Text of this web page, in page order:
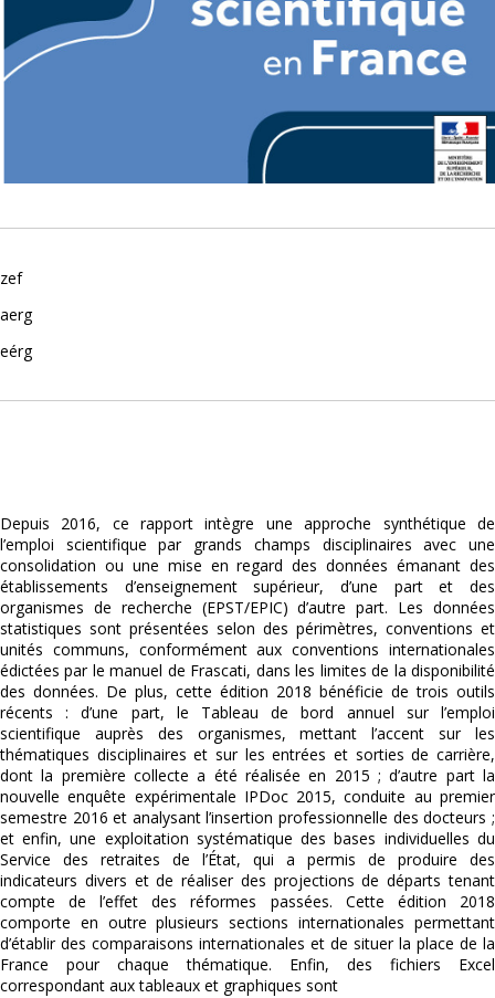
zef
aerg
eérg
Depuis 2016, ce rapport intègre une approche synthétique de
l’emploi scientifique par grands champs disciplinaires avec une
consolidation ou une mise en regard des données émanant des
établissements d’enseignement supérieur, d’une part et des
organismes de recherche (EPST/EPIC) d’autre part. Les données
statistiques sont présentées selon des périmètres, conventions et
unités communs, conformément aux conventions internationales
édictées par le manuel de Frascati, dans les limites de la disponibilité
des données. De plus, cette édition 2018 bénéficie de trois outils
récents : d’une part, le Tableau de bord annuel sur l’emploi
scientifique auprès des organismes, mettant l’accent sur les
thématiques disciplinaires et sur les entrées et sorties de carrière,
dont la première collecte a été réalisée en 2015 ; d’autre part la
nouvelle enquête expérimentale IPDoc 2015, conduite au premier
semestre 2016 et analysant l’insertion professionnelle des docteurs ;
et enfin, une exploitation systématique des bases individuelles du
Service des retraites de l’État, qui a permis de produire des
indicateurs divers et de réaliser des projections de départs tenant
compte de l’effet des réformes passées. Cette édition 2018
comporte en outre plusieurs sections internationales permettant
d’établir des comparaisons internationales et de situer la place de la
France pour chaque thématique. Enfin, des fichiers Excel
correspondant aux tableaux et graphiques sont